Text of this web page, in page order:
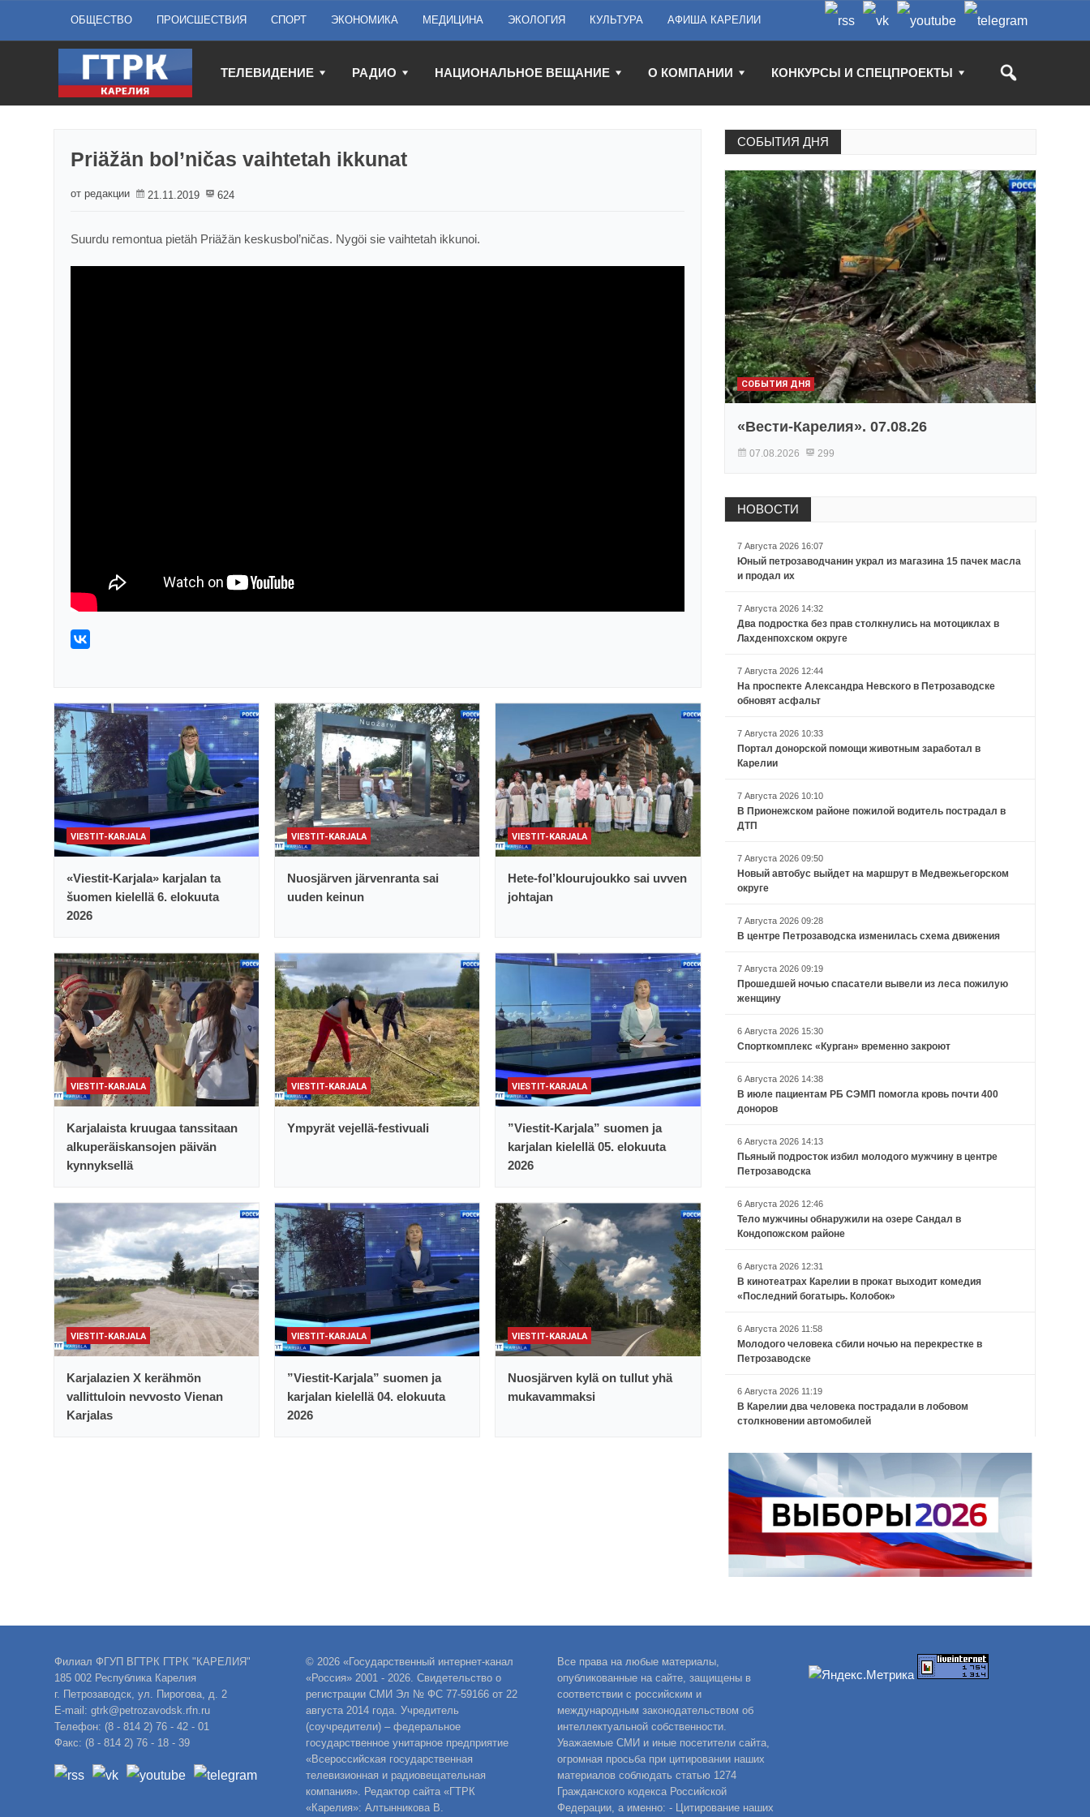
ОБЩЕСТВО ПРОИСШЕСТВИЯ СПОРТ ЭКОНОМИКА МЕДИЦИНА ЭКОЛОГИЯ КУЛЬТУРА АФИША КАРЕЛИИ
ТЕЛЕВИДЕНИЕ РАДИО НАЦИОНАЛЬНОЕ ВЕЩАНИЕ О КОМПАНИИ КОНКУРСЫ И СПЕЦПРОЕКТЫ
Priäžän bol’ničas vaihtetah ikkunat
от редакции 21.11.2019 624
Suurdu remontua pietäh Priäžän keskusbol’ničas. Nygöi sie vaihtetah ikkunoi.
VIESTIT-KARJALA
«Viestit-Karjala» karjalan ta
šuomen kielellä 6. elokuuta
2026
VIESTIT-KARJALA
Nuosjärven järvenranta sai
uuden keinun
VIESTIT-KARJALA
Hete-fol’klourujoukko sai uvven
johtajan
VIESTIT-KARJALA
Karjalaista kruugaa tanssitaan
alkuperäiskansojen päivän
kynnyksellä
VIESTIT-KARJALA
Ympyrät vejellä-festivuali
VIESTIT-KARJALA
”Viestit-Karjala” suomen ja
karjalan kielellä 05. elokuuta
2026
VIESTIT-KARJALA
Karjalazien X kerähmön
vallittuloin nevvosto Vienan
Karjalas
VIESTIT-KARJALA
”Viestit-Karjala” suomen ja
karjalan kielellä 04. elokuuta
2026
VIESTIT-KARJALA
Nuosjärven kylä on tullut yhä
mukavammaksi
СОБЫТИЯ ДНЯ
СОБЫТИЯ ДНЯ
«Вести-Карелия». 07.08.26
07.08.2026 299
НОВОСТИ
7 Августа 2026 16:07
Юный петрозаводчанин украл из магазина 15 пачек масла
и продал их
7 Августа 2026 14:32
Два подростка без прав столкнулись на мотоциклах в
Лахденпохском округе
7 Августа 2026 12:44
На проспекте Александра Невского в Петрозаводске
обновят асфальт
7 Августа 2026 10:33
Портал донорской помощи животным заработал в
Карелии
7 Августа 2026 10:10
В Прионежском районе пожилой водитель пострадал в
ДТП
7 Августа 2026 09:50
Новый автобус выйдет на маршрут в Медвежьегорском
округе
7 Августа 2026 09:28
В центре Петрозаводска изменилась схема движения
7 Августа 2026 09:19
Прошедшей ночью спасатели вывели из леса пожилую
женщину
6 Августа 2026 15:30
Спорткомплекс «Курган» временно закроют
6 Августа 2026 14:38
В июле пациентам РБ СЭМП помогла кровь почти 400
доноров
6 Августа 2026 14:13
Пьяный подросток избил молодого мужчину в центре
Петрозаводска
6 Августа 2026 12:46
Тело мужчины обнаружили на озере Сандал в
Кондопожском районе
6 Августа 2026 12:31
В кинотеатрах Карелии в прокат выходит комедия
«Последний богатырь. Колобок»
6 Августа 2026 11:58
Молодого человека сбили ночью на перекрестке в
Петрозаводске
6 Августа 2026 11:19
В Карелии два человека пострадали в лобовом
столкновении автомобилей
Филиал ФГУП ВГТРК ГТРК "КАРЕЛИЯ"
185 002 Республика Карелия
г. Петрозаводск, ул. Пирогова, д. 2
E-mail: gtrk@petrozavodsk.rfn.ru
Телефон: (8 - 814 2) 76 - 42 - 01
Факс: (8 - 814 2) 76 - 18 - 39
© 2026 «Государственный интернет-канал
«Россия» 2001 - 2026. Свидетельство о
регистрации СМИ Эл № ФС 77-59166 от 22
августа 2014 года. Учредитель
(соучредители) – федеральное
государственное унитарное предприятие
«Всероссийская государственная
телевизионная и радиовещательная
компания». Редактор сайта «ГТРК
«Карелия»: Алтынникова В.
Все права на любые материалы,
опубликованные на сайте, защищены в
соответствии с российским и
международным законодательством об
интеллектуальной собственности.
Уважаемые СМИ и иные посетители сайта,
огромная просьба при цитировании наших
материалов соблюдать статью 1274
Гражданского кодекса Российской
Федерации, а именно: - Цитирование наших